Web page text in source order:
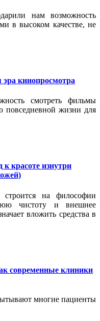
нам возможность
в высоком качестве, не
кинопросмотра
смотреть фильмы
повседневной жизни для
к красоте изнутри
строится на философии
чистоту и внешнее
вложить средства в
современные клиники
многие пациенты